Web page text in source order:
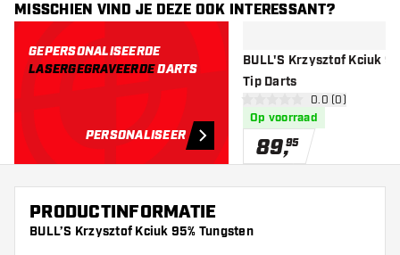
MISSCHIEN VIND JE DEZE OOK INTERESSANT?
GEPERSONALISEERDE
LASERGEGRAVEERDEDARTS
PERSONALISEER
BULL'S Krzysztof Kciuk 95% - Soft
Tip Darts
open reviews
0 score sterren0.0 (0)
Op voorraad
89,95
PRODUCTINFORMATIE
BULL’S Krzysztof Kciuk 95% Tungsten